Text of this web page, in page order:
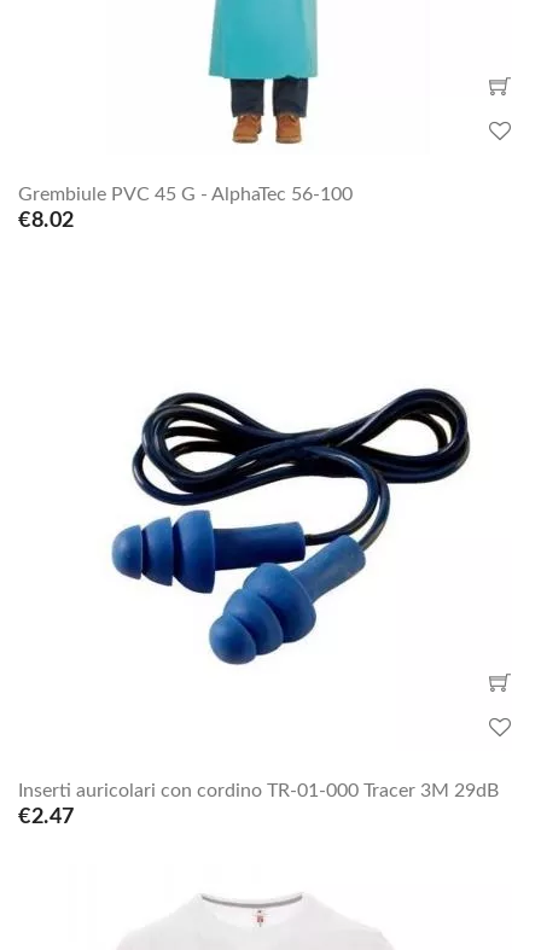
Grembiule PVC 45 G - AlphaTec 56-100
€8.02
Inserti auricolari con cordino TR-01-000 Tracer 3M 29dB
€2.47